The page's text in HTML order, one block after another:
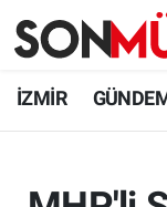
İZMİR
İzmir
İzmir